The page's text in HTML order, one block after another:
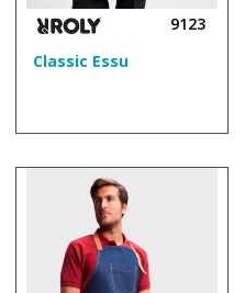
9123
Classic Essu